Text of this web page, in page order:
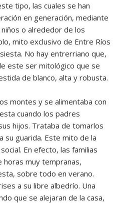
tipo, las cuales se han
en generación, mediante
o alrededor de los
mito exclusivo de Entre Ríos
No hay entrerriano que,
este ser mitológico que se
de blanco, alta y robusta.
montes y se alimentaba con
cuando los padres
hijos. Trataba de tomarlos
su guarida. Este mito de la
En efecto, las familias
horas muy tempranas,
sobre todo en verano.
a su libre albedrío. Una
que se alejaran de la casa,